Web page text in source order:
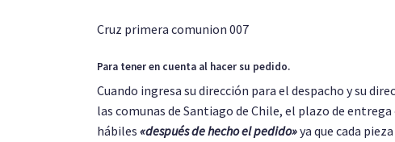
Cruz primera comunion 007
Para tener en cuenta al hacer su pedido.
Cuando ingresa su dirección para el despacho y su
las comunas de Santiago de Chile, el plazo de entrega
hábiles«después de hecho el pedido»ya que cada